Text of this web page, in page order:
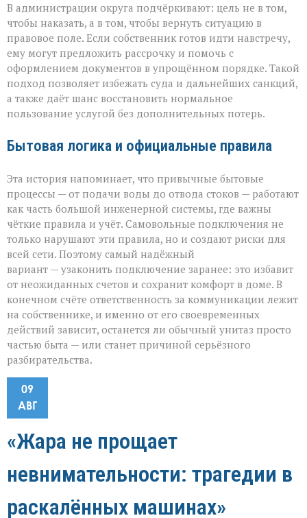
В администрации округа подчёркивают: цель не в том,
чтобы наказать, а в том, чтобы вернуть ситуацию в
правовое поле. Если собственник готов идти навстречу,
ему могут предложить рассрочку и помочь с
оформлением документов в упрощённом порядке. Такой
подход позволяет избежать суда и дальнейших санкций,
а также даёт шанс восстановить нормальное
пользование услугой без дополнительных потерь.
Бытовая логика и официальные правила
Эта история напоминает, что привычные бытовые
процессы — от подачи воды до отвода стоков — работают
как часть большой инженерной системы, где важны
чёткие правила и учёт. Самовольные подключения не
только нарушают эти правила, но и создают риски для
всей сети. Поэтому самый надёжный
вариант — узаконить подключение заранее: это избавит
от неожиданных счетов и сохранит комфорт в доме. В
конечном счёте ответственность за коммуникации лежит
на собственнике, и именно от его своевременных
действий зависит, останется ли обычный унитаз просто
частью быта — или станет причиной серьёзного
разбирательства.
09
АВГ
«Жара не прощает
невнимательности: трагедии в
раскалённых машинах»